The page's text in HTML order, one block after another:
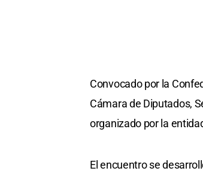
Convocado por la
Cámara de Diputados,
organizado por la
El encuentro se